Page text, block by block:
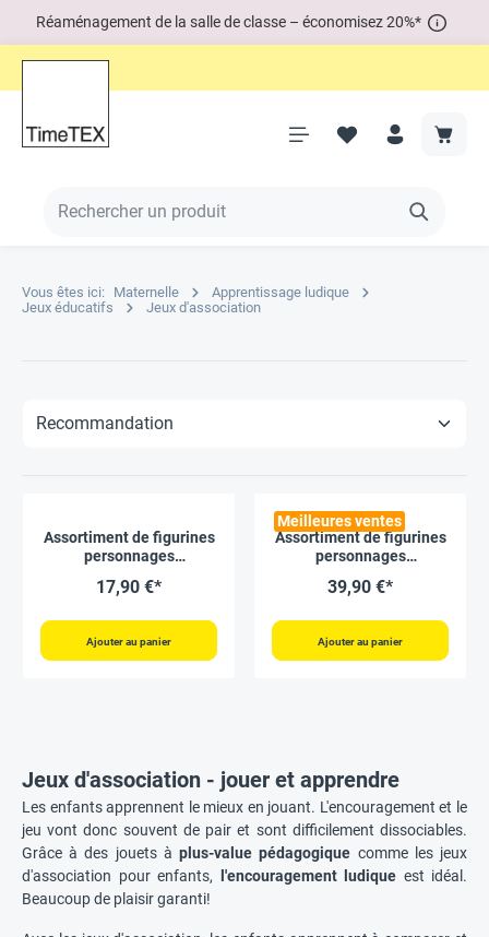
Réaménagement de la salle de classe – économisez 20%*
Vous êtes ici: Maternelle
Apprentissage ludique
Jeux éducatifs
Jeux d'association
Assortiment de figurines
personnages
24 pcs
17,90 €*
Ajouter au panier
Meilleures ventes
Assortiment de figurines
personnages
72 pcs
39,90 €*
Ajouter au panier
Jeux d'association - jouer et apprendre
Les enfants apprennent le mieux en jouant. L'encouragement et le
jeu vont donc souvent de pair et sont difficilement dissociables.
Grâce à des jouets àplus-value pédagogique comme les jeux
d'association pour enfants,
l'encouragement ludique est idéal.
Beaucoup de plaisir garanti!